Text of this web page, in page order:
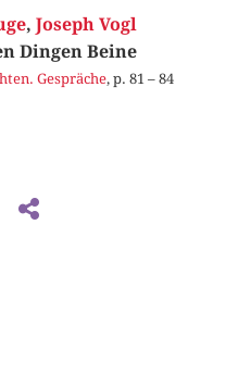
, Joseph Vogl
Dingen Beine
Gespräche, p. 81 – 84